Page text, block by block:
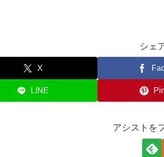
シェ
X
LINE
アシストを